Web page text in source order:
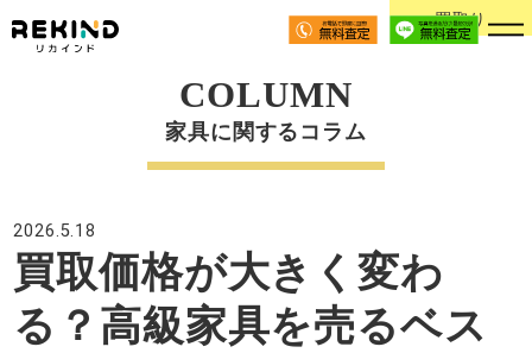
COLUMN
家具に関するコラム
2026.5.18
買取価格が大きく変わ
る？高級家具を売るベス
買取り